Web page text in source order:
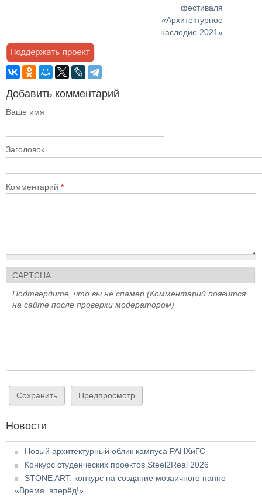
фестиваля
«Архитектурное
наследие 2021»
Добавить комментарий
Ваше имя
Заголовок
Комментарий *
CAPTCHA
Подтвердите, что вы не спамер (Комментарий появится
на сайте после проверки модератором)
Новости
Новый архитектурный облик кампуса РАНХиГС
Конкурс студенческих проектов Steel2Real 2026
STONE ART: конкурс на создание мозаичного панно
«Время, вперёд!»